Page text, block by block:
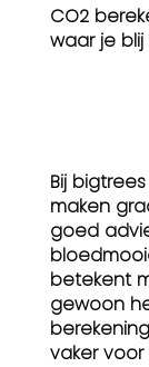
CO2
waar je
Bij
maken
goed
betekent
gewoon
vaker